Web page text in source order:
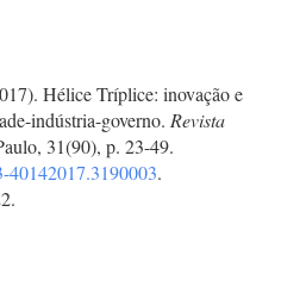
Hélice Tríplice: inovação e
indústria-governo. Revista
31(90), p. 23-49.
40142017.3190003.